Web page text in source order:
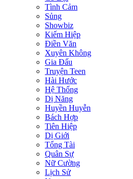
Tình Cảm
Sủng
Showbiz
Kiếm Hiệp
Điền Văn
Xuyên Không
Gia Đấu
Truyện Teen
Hài Hước
Hệ Thống
Dị Năng
Huyền Huyễn
Bách Hợp
Tiên Hiệp
Dị Giới
Tổng Tài
Quân Sự
Nữ Cường
Lịch Sử